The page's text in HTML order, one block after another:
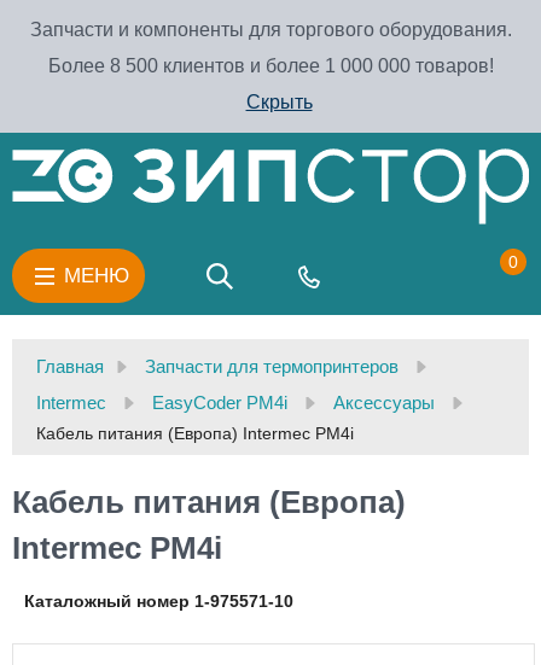
Запчасти и компоненты для торгового оборудования.
Более 8 500 клиентов и более 1 000 000 товаров!
Скрыть
МЕНЮ
0
Главная
Запчасти для термопринтеров
Intermec
EasyCoder PM4i Аксессуары
Кабель питания (Европа) Intermec PM4i
Кабель питания (Европа)
Intermec PM4i
Каталожный номер 1-975571-10